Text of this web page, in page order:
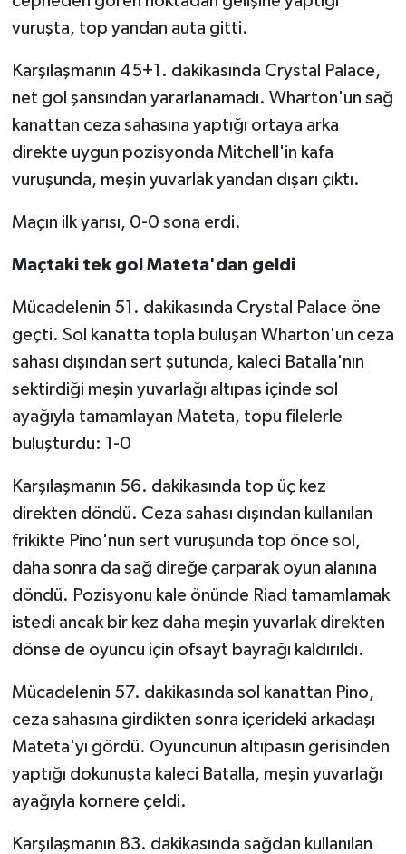
vuruşta, top yandan auta gitti.
Karşılaşmanın 45+1. dakikasında Crystal Palace,
net gol şansından yararlanamadı. Wharton'un sağ
kanattan ceza sahasına yaptığı ortaya arka
direkte uygun pozisyonda Mitchell'in kafa
vuruşunda, meşin yuvarlak yandan dışarı çıktı.
Maçın ilk yarısı, 0-0 sona erdi.
Maçtaki tek gol Mateta'dan geldi
Mücadelenin 51. dakikasında Crystal Palace öne
geçti. Sol kanatta topla buluşan Wharton'un ceza
sahası dışından sert şutunda, kaleci Batalla'nın
sektirdiği meşin yuvarlağı altıpas içinde sol
ayağıyla tamamlayan Mateta, topu filelerle
buluşturdu: 1-0
Karşılaşmanın 56. dakikasında top üç kez
direkten döndü. Ceza sahası dışından kullanılan
frikikte Pino'nun sert vuruşunda top önce sol,
daha sonra da sağ direğe çarparak oyun alanına
döndü. Pozisyonu kale önünde Riad tamamlamak
istedi ancak bir kez daha meşin yuvarlak direkten
dönse de oyuncu için ofsayt bayrağı kaldırıldı.
Mücadelenin 57. dakikasında sol kanattan Pino,
ceza sahasına girdikten sonra içerideki arkadaşı
Mateta'yı gördü. Oyuncunun altıpasın gerisinden
yaptığı dokunuşta kaleci Batalla, meşin yuvarlağı
ayağıyla kornere çeldi.
Karşılaşmanın 83. dakikasında sağdan kullanılan